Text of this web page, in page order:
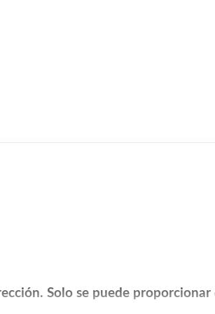
Solo se puede proporcionar